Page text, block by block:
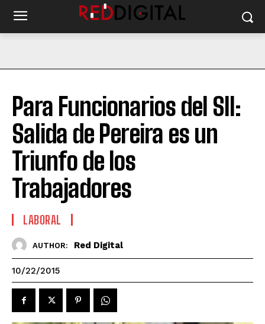
Para Funcionarios del SII:
Salida de Pereira es un
Triunfo de los
Trabajadores
LABORAL
AUTHOR: Red Digital
10/22/2015